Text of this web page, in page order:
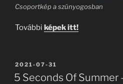
Csoportkép a szúnyogosban
További képek itt!
BEKÜLDVE:
2021-07-31
5 Seconds Of Summer